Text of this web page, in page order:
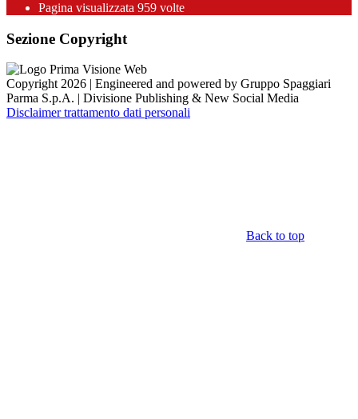
Pagina visualizzata 959 volte
Sezione Copyright
Copyright 2026 | Engineered and powered by Gruppo Spaggiari
Parma S.p.A. | Divisione Publishing & New Social Media
Disclaimer trattamento dati personali
Back to top